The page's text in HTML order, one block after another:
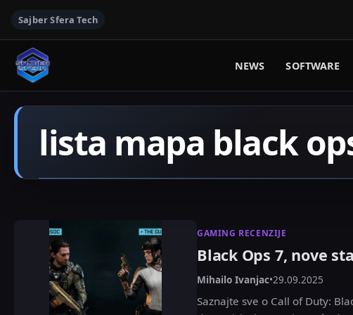
Sajber Sfera Tech
NEWS SOFTWARE
lista mapa black
GAMING RECENZIJE
Black Ops 7, nove
Mihailo Ivanjac•29.09.2025
Saznajte sve o Call of Duty: